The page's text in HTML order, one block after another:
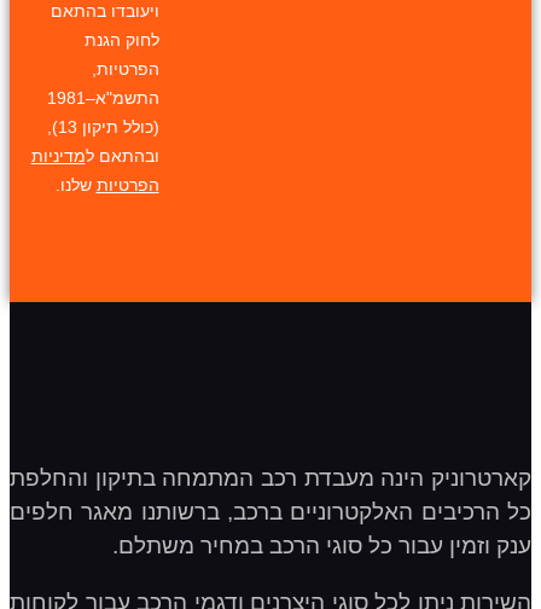
ויעובדו בהתאם
לחוק הגנת
הפרטיות,
התשמ"א–1981
(כולל תיקון 13),
ובהתאם למדיניות
הפרטיות שלנו.
קארטרוניק הינה מעבדת רכב המתמחה בתיקון והחלפת
כל הרכיבים האלקטרוניים ברכב, ברשותנו מאגר חלפים
ענק וזמין עבור כל סוגי הרכב במחיר משתלם.
השירות ניתן לכל סוגי היצרנים ודגמי הרכב עבור לקוחות